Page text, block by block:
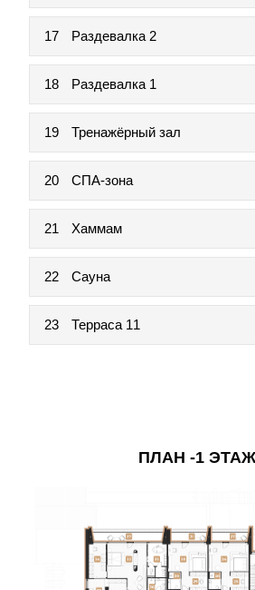
17 Раздевалка 2
18 Раздевалка 1
19 Тренажёрный зал
20 СПА-зона
21 Хаммам
22 Сауна
23 Терраса 11
ПЛАН -1